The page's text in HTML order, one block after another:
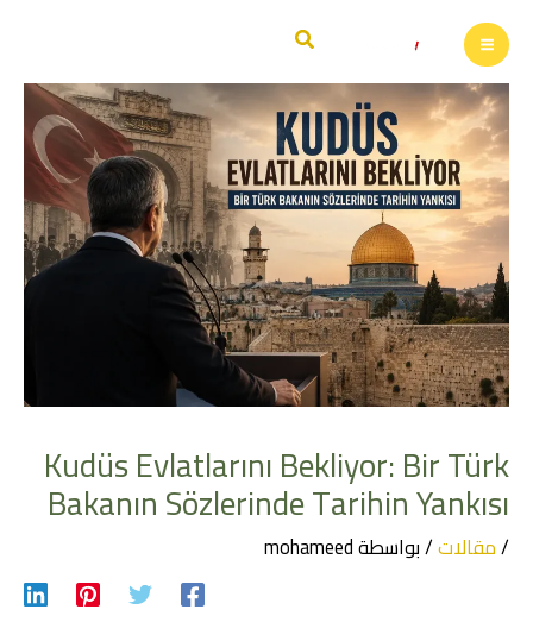
تخطي
إلى
المحتوى
البحث
Kudüs Evlatlarını Bekliyor: Bir Türk
Bakanın Sözlerinde Tarihin Yankısı
/مقالات/ بواسطةmohameed